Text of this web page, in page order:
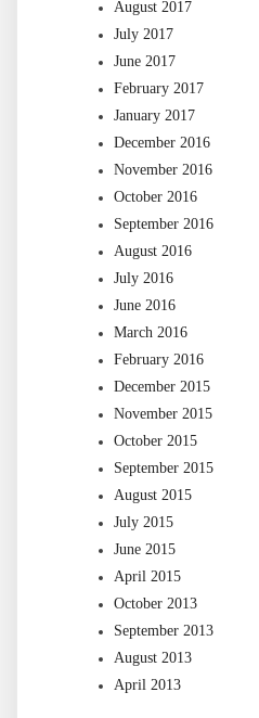
August 2017
July 2017
June 2017
February 2017
January 2017
December 2016
November 2016
October 2016
September 2016
August 2016
July 2016
June 2016
March 2016
February 2016
December 2015
November 2015
October 2015
September 2015
August 2015
July 2015
June 2015
April 2015
October 2013
September 2013
August 2013
April 2013